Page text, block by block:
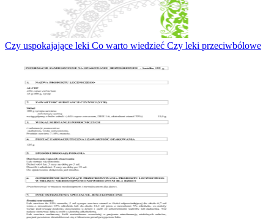
Czy uspokajające leki Co warto wiedzieć Czy leki przeciwbólowe